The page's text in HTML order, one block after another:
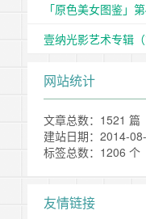
「原色美女图鉴」
壹纳光影艺术专辑（
网站统计
文章总数：1521 篇
建站日期：2014-
标签总数：1206 个
友情链接